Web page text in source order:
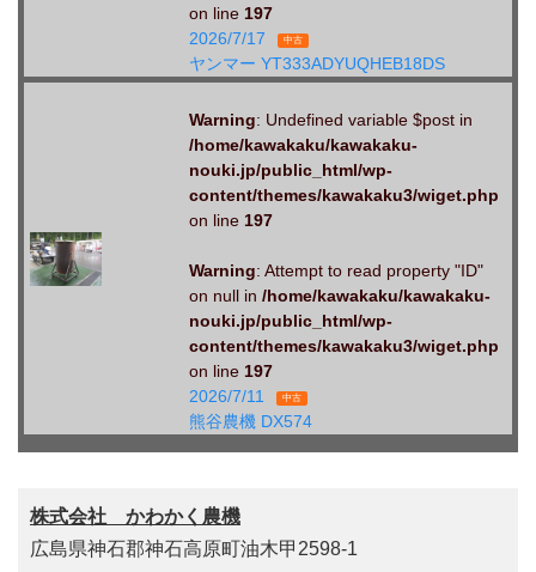
on line 197
2026/7/17
中古
ヤンマー YT333ADYUQHEB18DS
Warning: Undefined variable $post in
/home/kawakaku/kawakaku-
nouki.jp/public_html/wp-
content/themes/kawakaku3/wiget.php
on line 197
Warning: Attempt to read property "ID"
on null in /home/kawakaku/kawakaku-
nouki.jp/public_html/wp-
content/themes/kawakaku3/wiget.php
on line 197
2026/7/11
中古
熊谷農機 DX574
株式会社 かわかく農機
広島県神石郡神石高原町油木甲2598-1